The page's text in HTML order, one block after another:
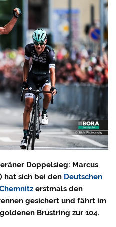
Doppelsieg: Marcus
hat sich bei den Deutschen
erstmals den
gesichert und fährt im
Brustring zur 104.